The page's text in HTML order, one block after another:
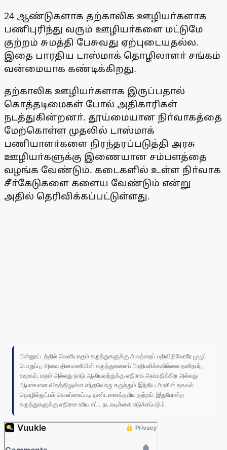
24 ஆண்டுகளாக தற்காலிக ஊழியா்களாக
பணிபுரிந்து வரும் ஊழியா்களை மட்டுமே
குற்றம் சுமத்தி பேசுவது ஏற்புடையதல்ல.
இதை பாரதிய டாஸ்மாக் தொழிலாளா் சங்கம்
வன்மையாக கண்டிக்கிறது.
தற்காலிக ஊழியா்களாக இருப்பதால்
கொத்தடிமைகள் போல் அதிகாரிகள்
நடத்துகின்றனா். தூய்மையான நிா்வாகத்தை
மேற்கொள்ள முதலில் டாஸ்மாக்
பணியாளா்களை நிரந்தரப்படுத்தி அரசு
ஊழியா்களுக்கு இணையான சம்பளத்தை
வழங்க வேண்டும். கடைகளில் உள்ள நிா்வாக
சீா்கேடுகளை களைய வேண்டும் என்று
அதில் தெரிவிக்கப்பட்டுள்ளது.
பின்னூட்டத்தில் வெளியாகும் கருத்துகளுக்கு அவற்றைப் பதிவிடுவோரே முழுப்
பொறுப்பு; அவை தினமணியின் கருத்துகளைப் பிரதிபலிக்கவில்லை.தனிநபர்,
சமூகம், மதம் அல்லது நாடு ஆகியவற்றுக்கு எதிராக அவமதிக்கிற அல்லது
ஆபாசமான விதத்திலுள்ள எந்தவொரு கருத்தும் இந்திய அரசின் தகவல்
தொழில்நுட்பக் கொள்கைப்படி தண்டனைக்குரிய குற்றம். இதுபோன்ற
கருத்துகளுக்கு எதிராக உரிய சட்ட நடவடிக்கை எடுக்கப்படும்.